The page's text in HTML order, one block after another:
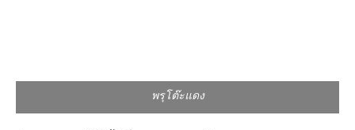
พรุโต๊ะแดง